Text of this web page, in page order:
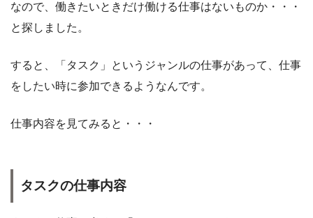
なので、働きたいときだけ働ける仕事はないものか・・・
と探しました。
すると、「タスク」というジャンルの仕事があって、仕事
をしたい時に参加できるようなんです。
仕事内容を見てみると・・・
タスクの仕事内容